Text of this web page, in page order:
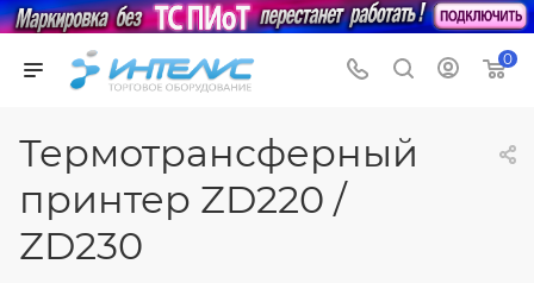
0
Термотрансферный
принтер ZD220 /
ZD230